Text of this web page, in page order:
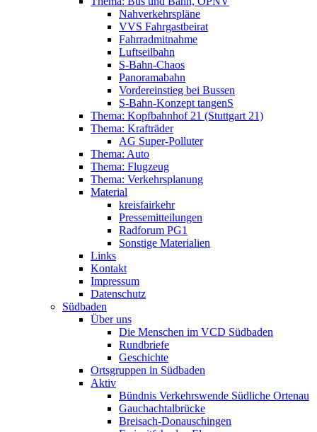
Nahverkehrspläne
VVS Fahrgastbeirat
Fahrradmitnahme
Luftseilbahn
S-Bahn-Chaos
Panoramabahn
Vordereinstieg bei Bussen
S-Bahn-Konzept tangenS
Thema: Kopfbahnhof 21 (Stuttgart 21)
Thema: Krafträder
AG Super-Polluter
Thema: Auto
Thema: Flugzeug
Thema: Verkehrsplanung
Material
kreisfairkehr
Pressemitteilungen
Radforum PG1
Sonstige Materialien
Links
Kontakt
Impressum
Datenschutz
Südbaden
Über uns
Die Menschen im VCD Südbaden
Rundbriefe
Geschichte
Ortsgruppen in Südbaden
Aktiv
Bündnis Verkehrswende Südliche Ortenau
Gauchachtalbrücke
Breisach-Donauschingen